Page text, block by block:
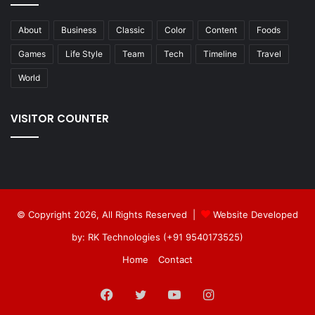
About Business Classic Color Content Foods
Games Life Style Team Tech Timeline Travel
World
VISITOR COUNTER
© Copyright 2026, All Rights Reserved |
Website Developed
by: RK Technologies (+91 9540173525)
Home
Contact
Facebook
TwitterYouTubeInstagram